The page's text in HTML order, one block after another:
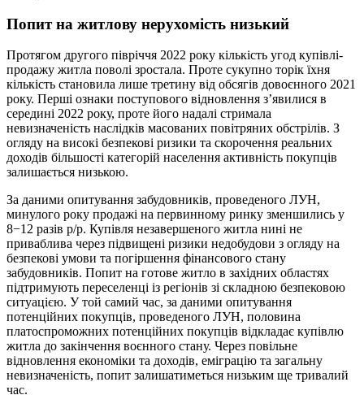
Попит на житлову нерухомість низький
Протягом другого півріччя 2022 року кількість угод купівлі-
продажу житла поволі зростала. Проте сукупно торік їхня
кількість становила лише третину від обсягів довоєнного 2021
року. Перші ознаки поступового відновлення з’явилися в
середині 2022 року, проте його надалі стримала
невизначеність наслідків масованих повітряних обстрілів. З
огляду на високі безпекові ризики та скорочення реальних
доходів більшості категорій населення активність покупців
залишається низькою.
За даними опитування забудовників, проведеного ЛУН,
минулого року продажі на первинному ринку зменшились у
8−12 разів р/р. Купівля незавершеного житла нині не
приваблива через підвищені ризики недобудови з огляду на
безпекові умови та погіршення фінансового стану
забудовників. Попит на готове житло в західних областях
підтримують переселенці із регіонів зі складною безпековою
ситуацією. У той самий час, за даними опитування
потенційних покупців, проведеного ЛУН, половина
платоспроможних потенційних покупців відкладає купівлю
житла до закінчення воєнного стану. Через повільне
відновлення економіки та доходів, еміграцію та загальну
невизначеність, попит залишатиметься низьким ще тривалий
час.